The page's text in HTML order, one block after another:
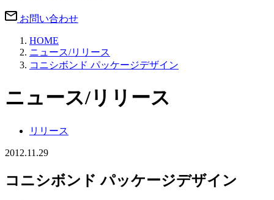
お問い合わせ
HOME
ニュース/リリース
コニシボンド パッケージデザイン
ニュース/リリース
リリース
2012.11.29
コニシボンド パッケージデザイン